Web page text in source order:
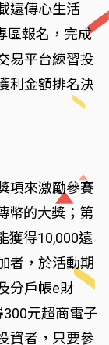
遠傳心生活
區報名，完成
易平台練習投
利金額排名決
項來激勵參賽
幣的大獎；第
獲得10,000遠
者，於活動期
分戶帳e財
元超商電子
資者，只要參